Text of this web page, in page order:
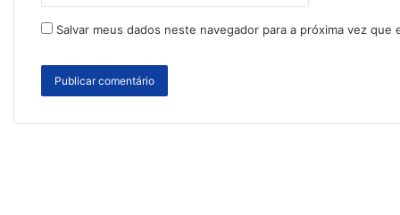
Salvar meus dados neste navegador para a próxima vez que